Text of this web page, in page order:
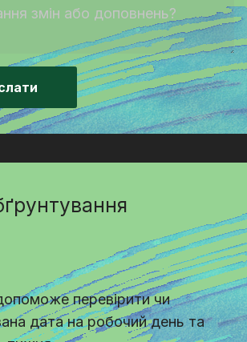
перевірити чи
дата на робочий день та